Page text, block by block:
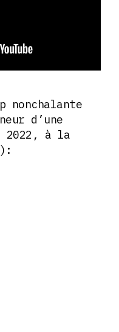
nonchalante
d’une
2022, à la